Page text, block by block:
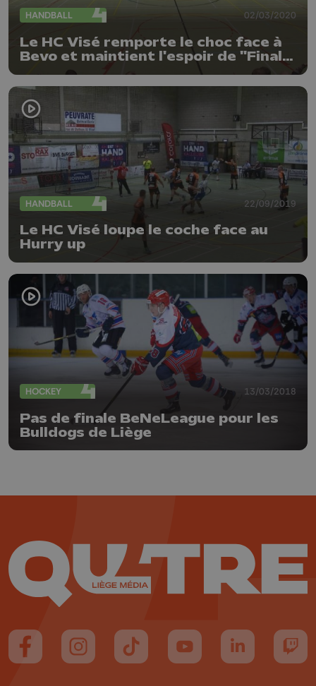
HANDBALL 02/03/2020
Le HC Visé remporte le choc face à
Bevo et maintient l'espoir de "Final
HANDBALL 22/09/2019
Le HC Visé loupe le coche face au
Hurry up
HOCKEY 13/03/2018
Pas de finale BeNeLeague pour les
Bulldogs de Liège
Suivez-nous sur FaceBook
Suivez-nous sur Instagram
Suivez-nous sur TikTok
Suivez-nous sur YouTube
Suivez-nous